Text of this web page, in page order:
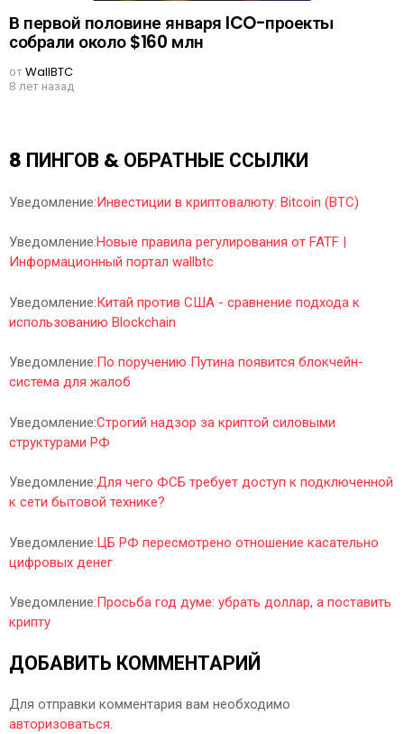
В первой половине января ICO-проекты
собрали около $160 млн
отWallBTC
8 лет назад
8 ПИНГОВ & ОБРАТНЫЕ ССЫЛКИ
Уведомление:Инвестиции в криптовалюту: Bitcoin (BTC)
Уведомление:Новые правила регулирования от FATF |
Информационный портал wallbtc
Уведомление:Китай против США - сравнение подхода к
использованию Blockchain
Уведомление:По поручению Путина появится блокчейн-
система для жалоб
Уведомление:Строгий надзор за криптой силовыми
структурами РФ
Уведомление:Для чего ФСБ требует доступ к подключенной
к сети бытовой технике?
Уведомление:ЦБ РФ пересмотрено отношение касательно
цифровых денег
Уведомление:Просьба год думе: убрать доллар, а поставить
крипту
ДОБАВИТЬ КОММЕНТАРИЙ
Для отправки комментария вам необходимо
авторизоваться.